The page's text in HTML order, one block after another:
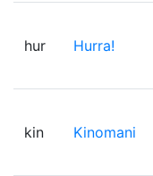
hur Hurra!
kin Kinomani